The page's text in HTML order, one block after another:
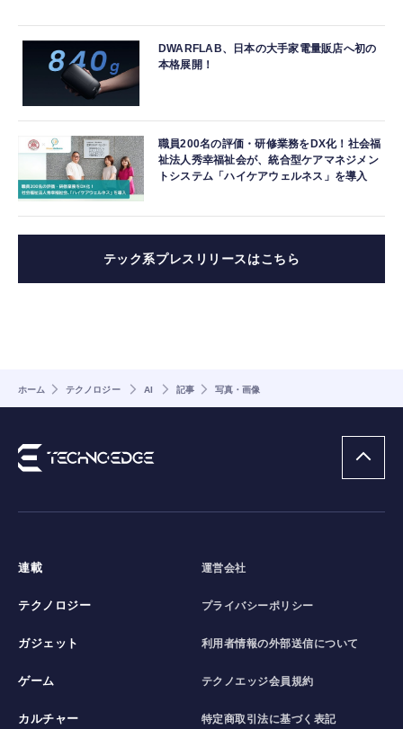
DWARFLAB、日本の大手家電量販店へ初の
本格展開！
職員200名の評価・研修業務をDX化！社会福
祉法人秀幸福祉会が、統合型ケアマネジメン
トシステム「ハイケアウェルネス」を導入
テック系プレスリリースはこちら
ホーム テクノロジー AI 記事 写真・画像
連載
テクノロジー
ガジェット
ゲーム
カルチャー
運営会社
プライバシーポリシー
利用者情報の外部送信について
テクノエッジ会員規約
特定商取引法に基づく表記